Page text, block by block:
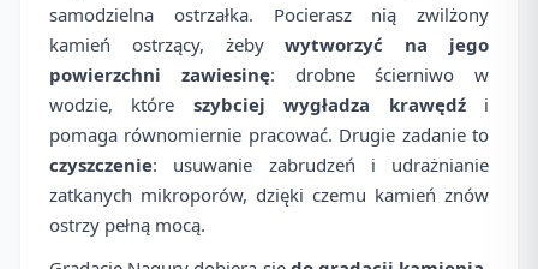
samodzielna ostrzałka. Pocierasz nią zwilżony
kamień ostrzący, żebywytworzyć na jego
powierzchni zawiesinę: drobne ścierniwo w
wodzie, które szybciej wygładza krawędźi
pomaga równomiernie pracować. Drugie zadanie to
czyszczenie: usuwanie zabrudzeń i udrażnianie
zatkanych mikroporów, dzięki czemu kamień znów
ostrzy pełną mocą.